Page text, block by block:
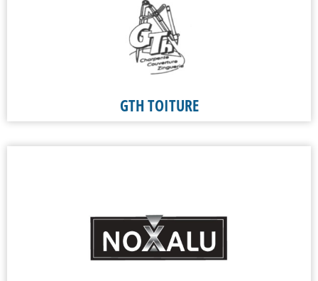
GTH TOITURE